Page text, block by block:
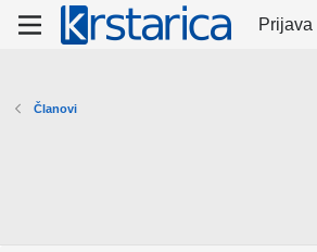
Prijava
Članovi